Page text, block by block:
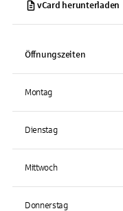
vCard herunterladen
Öffnungszeiten
Montag
Dienstag
Mittwoch
Donnerstag